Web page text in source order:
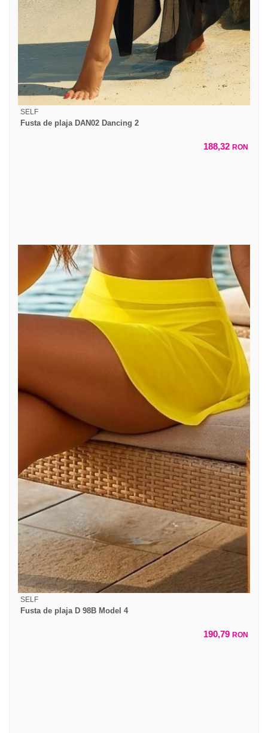
SELF
Fusta de plaja DAN02 Dancing 2
188,32 RON
SELF
Fusta de plaja D 98B Model 4
190,79 RON